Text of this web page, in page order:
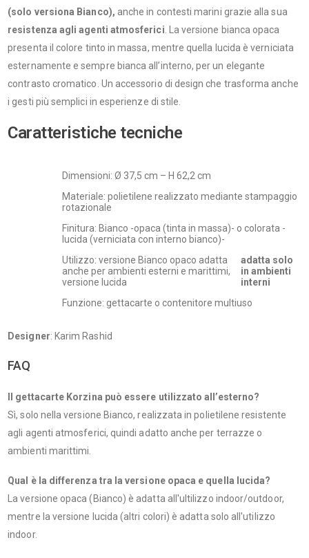
(solo versiona Bianco), anche in contesti marini grazie alla sua
resistenza agli agenti atmosferici . La versione bianca opaca
presenta il colore tinto in massa, mentre quella lucida è verniciata
esternamente e sempre bianca all’interno, per un elegante
contrasto cromatico. Un accessorio di design che trasforma anche
i gesti più semplici in esperienze di stile.
Caratteristiche tecniche
Dimensioni: Ø 37,5 cm – H 62,2 cm
Materiale: polietilene realizzato mediante stampaggio
rotazionale
Finitura: Bianco -opaca (tinta in massa)- o colorata -
lucida (verniciata con interno bianco)-
Utilizzo: versione Bianco opaco adatta
anche per ambienti esterni e marittimi,
versione lucida
adatta solo
in ambienti
interni
Funzione: gettacarte o contenitore multiuso
Designer: Karim Rashid
FAQ
Il gettacarte Korzina può essere utilizzato all’esterno?
Sì, solo nella versione Bianco, realizzata in polietilene resistente
agli agenti atmosferici, quindi adatto anche per terrazze o
ambienti marittimi.
Qual è la differenza tra la versione opaca e quella lucida?
La versione opaca (Bianco) è adatta all'ultilizzo indoor/outdoor,
mentre la versione lucida (altri colori) è adatta solo all'utilizzo
indoor.